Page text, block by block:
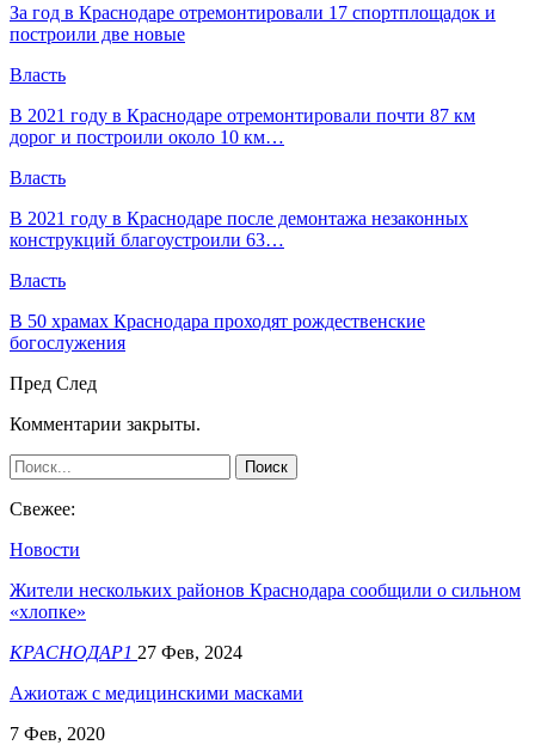
За год в Краснодаре отремонтировали 17 спортплощадок и
построили две новые
Власть
В 2021 году в Краснодаре отремонтировали почти 87 км
дорог и построили около 10 км…
Власть
В 2021 году в Краснодаре после демонтажа незаконных
конструкций благоустроили 63…
Власть
В 50 храмах Краснодара проходят рождественские
богослужения
Пред След
Комментарии закрыты.
Свежее:
Новости
Жители нескольких районов Краснодара сообщили о сильном
«хлопке»
КРАСНОДАР1 27 Фев, 2024
Ажиотаж с медицинскими масками
7 Фев, 2020